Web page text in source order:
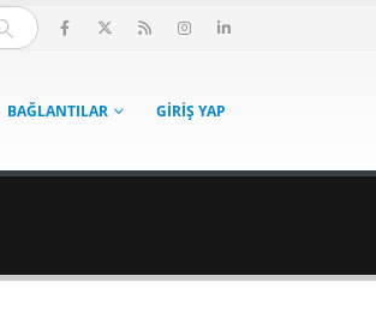
BAĞLANTILAR GIRIŞ YAP